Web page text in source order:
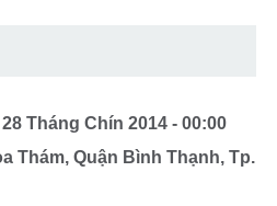
Tháng Chín 2014 - 00:00
Thám, Quận Bình Thạnh, Tp.